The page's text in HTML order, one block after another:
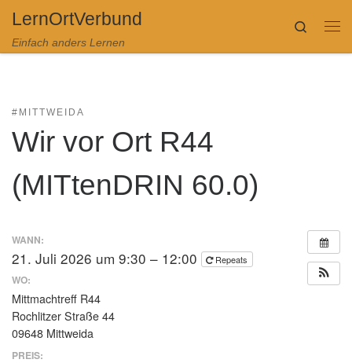
Zum Inhalt springen
LernOrtVerbund
Einfach anders Lernen
Search
#MITTWEIDA
Wir vor Ort R44
(MITtenDRIN 60.0)
WANN:
21. Juli 2026 um 9:30 – 12:00 Repeats
WO:
Mittmachtreff R44
Rochlitzer Straße 44
09648 Mittweida
PREIS: